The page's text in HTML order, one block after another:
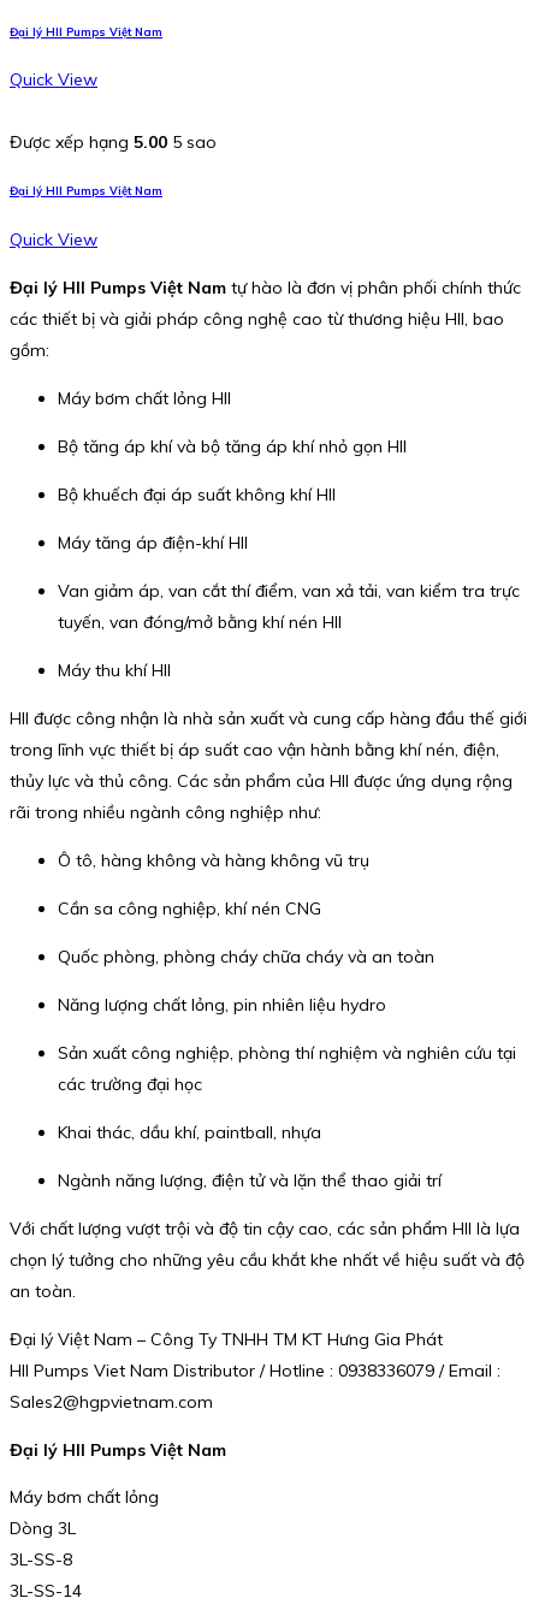
Đại lý HII Pumps Việt Nam
Quick View
Được xếp hạng 5.00 5 sao
Đại lý HII Pumps Việt Nam
Quick View
Đại lý HII Pumps Việt Nam tự hào là đơn vị phân phối chính thức
các thiết bị và giải pháp công nghệ cao từ thương hiệu HII, bao
gồm:
Máy bơm chất lỏng HII
Bộ tăng áp khí và bộ tăng áp khí nhỏ gọn HII
Bộ khuếch đại áp suất không khí HII
Máy tăng áp điện-khí HII
Van giảm áp, van cắt thí điểm, van xả tải, van kiểm tra trực
tuyến, van đóng/mở bằng khí nén HII
Máy thu khí HII
HII được công nhận là nhà sản xuất và cung cấp hàng đầu thế giới
trong lĩnh vực thiết bị áp suất cao vận hành bằng khí nén, điện,
thủy lực và thủ công. Các sản phẩm của HII được ứng dụng rộng
rãi trong nhiều ngành công nghiệp như:
Ô tô, hàng không và hàng không vũ trụ
Cần sa công nghiệp, khí nén CNG
Quốc phòng, phòng cháy chữa cháy và an toàn
Năng lượng chất lỏng, pin nhiên liệu hydro
Sản xuất công nghiệp, phòng thí nghiệm và nghiên cứu tại
các trường đại học
Khai thác, dầu khí, paintball, nhựa
Ngành năng lượng, điện tử và lặn thể thao giải trí
Với chất lượng vượt trội và độ tin cậy cao, các sản phẩm HII là lựa
chọn lý tưởng cho những yêu cầu khắt khe nhất về hiệu suất và độ
an toàn.
Đại lý Việt Nam – Công Ty TNHH TM KT Hưng Gia Phát
HII Pumps Viet Nam Distributor / Hotline : 0938336079 / Email :
Sales2@hgpvietnam.com
Đại lý HII Pumps Việt Nam
Máy bơm chất lỏng
Dòng 3L
3L-SS-8
3L-SS-14